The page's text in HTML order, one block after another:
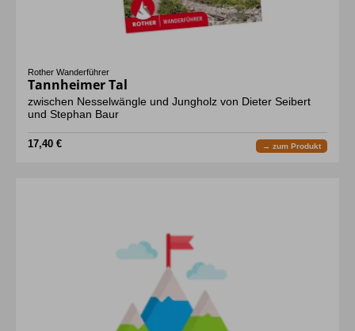
Rother Wanderführer
Tannheimer Tal
zwischen Nesselwängle und Jungholz von Dieter Seibert
und Stephan Baur
17,40 € → zum Produkt